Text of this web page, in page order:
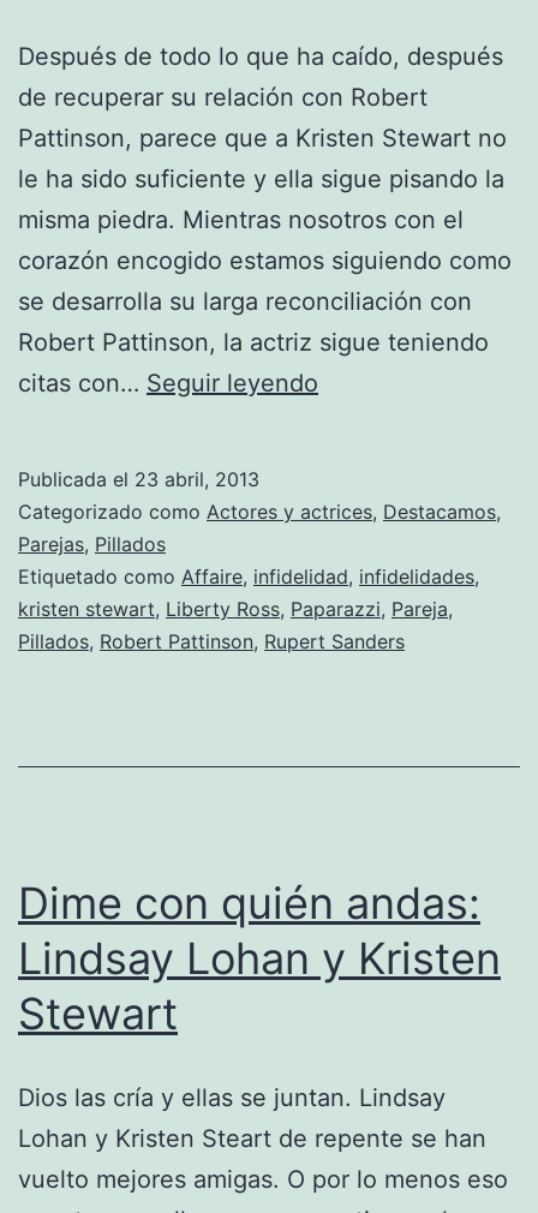
Después de todo lo que ha caído, después
de recuperar su relación con Robert
Pattinson, parece que a Kristen Stewart no
le ha sido suficiente y ella sigue pisando la
misma piedra. Mientras nosotros con el
corazón encogido estamos siguiendo como
se desarrolla su larga reconciliación con
Robert Pattinson, la actriz sigue teniendo
citas con… Seguir leyendo
Rupert
siguen
viéndose
Publicada el 23 abril, 2013
Categorizado como Actores y actrices, Destacamos,
Parejas, Pillados
Etiquetado como Affaire, infidelidad, infidelidades,
kristen stewart, Liberty Ross, Paparazzi, Pareja,
Pillados, Robert Pattinson, Rupert Sanders
Dime con quién andas:
Lindsay Lohan y Kristen
Stewart
Dios las cría y ellas se juntan. Lindsay
Lohan y Kristen Steart de repente se han
vuelto mejores amigas. O por lo menos eso